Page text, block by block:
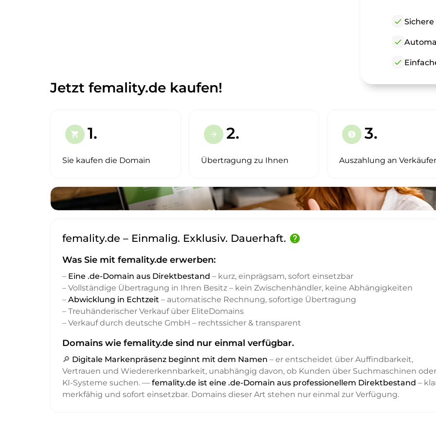
check
check
check
Jetzt femality.de kaufen!
shopping_cart 1.
Sie kaufen die Domain
arrow_forward 2.
Übertragung zu Ihnen
paid 3.
Auszahlung an
femality.de – Einmalig. Exklusiv. Dauerhaft. help
Was Sie mit femality.de erwerben:
– Eine .de-Domain aus Direktbestand – kurz, einprägsam, sofort einsetzbar
– Vollständige Übertragung in Ihren Besitz – kein Zwischenhändler, keine Abhängigkeiten
– Abwicklung in Echtzeit – automatische Rechnung, sofortige Übertragung
– Treuhänderischer Verkauf über EliteDomains
– Verkauf durch deutsche GmbH – rechtssicher & transparent
Domains wie femality.de sind nur einmal verfügbar.
🔎 Digitale Markenpräsenz beginnt mit dem Namen – er entscheidet über Auffindbarkeit,
Vertrauen und Wiedererkennbarkeit, unabhängig davon, ob Kunden über Suchmaschinen oder
KI-Systeme suchen. — femality.de ist eine .de-Domain aus professionellem Direktbestand –
merkfähig und sofort einsetzbar. Domains dieser Art stehen nur einmal zur Verfügung.